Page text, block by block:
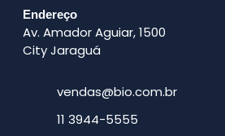
Endereço
Av. Amador Aguiar, 1500
City Jaraguá
vendas@bio.com.br
11 3944-5555